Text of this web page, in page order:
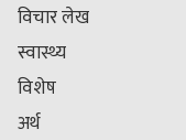
विचार लेख
स्वास्थ्य
विशेष
अर्थ